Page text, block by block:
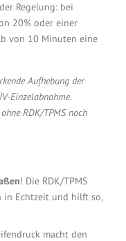
Regelung: bei
20% oder einer
von 10 Minuten eine
Aufhebung der
Einzelabnahme.
ohne RDK/TPMS noch
! Die RDK/TPMS
in Echtzeit und hilft so,
macht den